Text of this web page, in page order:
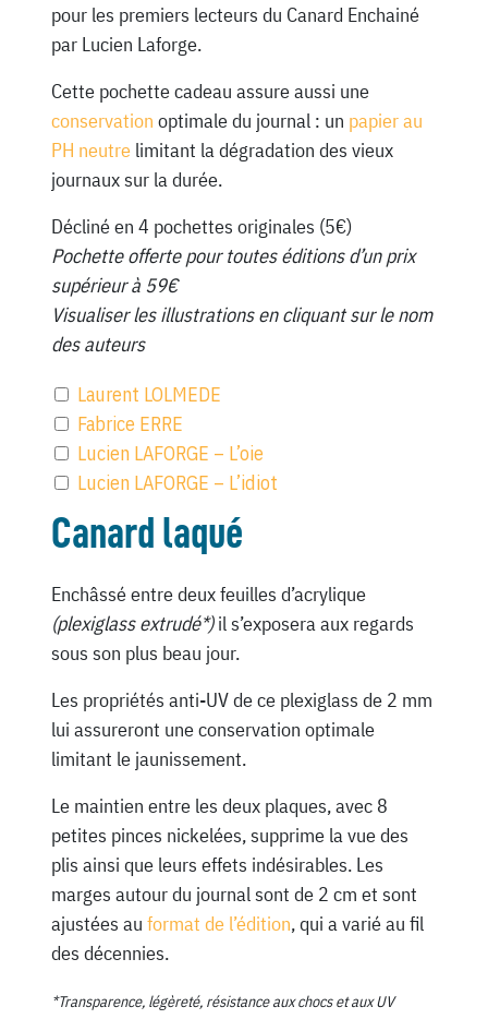
pour les premiers lecteurs du Canard Enchainé
par Lucien Laforge.
Cette pochette cadeau assure aussi une
conservation optimale du journal : un papier au
PH neutrelimitant la dégradation des vieux
journaux sur la durée.
Décliné en 4 pochettes originales (5€)
Pochette offerte pour toutes éditions d’un prix
supérieur à 59€
Visualiser les illustrations en cliquant sur le nom
des auteurs
Laurent LOLMEDE
Fabrice ERRE
Lucien LAFORGE – L’oie
Lucien LAFORGE – L’idiot
Canard laqué
Enchâssé entre deux feuilles d’acrylique
(plexiglass extrudé*)il s’exposera aux regards
sous son plus beau jour.
Les propriétés anti-UV de ce plexiglass de 2 mm
lui assureront une conservation optimale
limitant le jaunissement.
Le maintien entre les deux plaques, avec 8
petites pinces nickelées, supprime la vue des
plis ainsi que leurs effets indésirables. Les
marges autour du journal sont de 2 cm et sont
ajustées au format de l’édition, qui a varié au fil
des décennies.
*Transparence, légèreté, résistance aux chocs et aux UV